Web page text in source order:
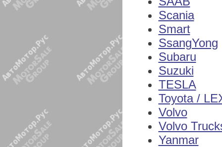
Scania
Smart
SsangYong
Subaru
Suzuki
TESLA
Toyota /
Volvo
Volvo
Yanmar